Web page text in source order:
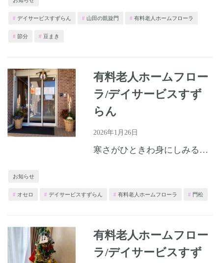
デイサービスすずらん 山田の凱旋門 有料老人ホームフローラ
節分 豆まき
有料老人ホームフロー
ラ/デイサービスすず
らん
2026年1月26日
寒さがひときわ身にしみる季節となりましたが、皆さまいかがお過ごしでしょうか。 ホームでは、日々の生活の中で笑顔とぬくもりを大切にしながら、心も体もぽかぽかと温まる毎日を過ごしております。 季節の変わり...
お知らせ
オセロ デイサービスすずらん 有料老人ホームフローラ 門松
有料老人ホームフロー
ラ/デイサービスすず